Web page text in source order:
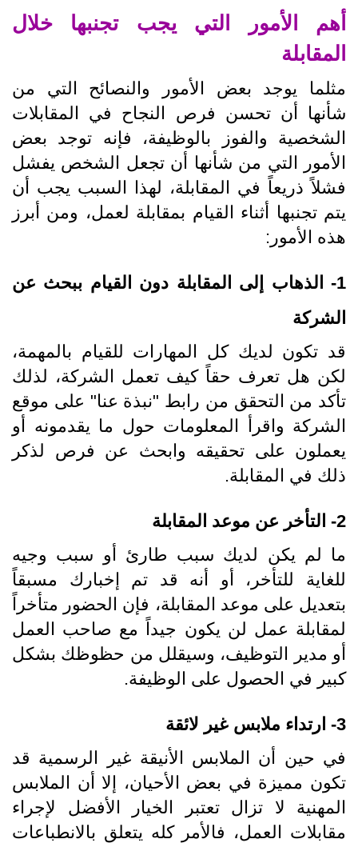
أهم الأمور التي يجب تجنبها خلال
المقابلة
مثلما يوجد بعض الأمور والنصائح التي من
شأنها أن تحسن فرص النجاح في المقابلات
الشخصية والفوز بالوظيفة، فإنه توجد بعض
الأمور التي من شأنها أن تجعل الشخص يفشل
فشلاً ذريعاً في المقابلة، لهذا السبب يجب أن
يتم تجنبها أثناء القيام بمقابلة لعمل، ومن أبرز
هذه الأمور:
1- الذهاب إلى المقابلة دون القيام ببحث عن
الشركة
قد تكون لديك كل المهارات للقيام بالمهمة،
لكن هل تعرف حقاً كيف تعمل الشركة، لذلك
تأكد من التحقق من رابط "نبذة عنا" على موقع
الشركة واقرأ المعلومات حول ما يقدمونه أو
يعملون على تحقيقه وابحث عن فرص لذكر
ذلك في المقابلة.
2- التأخر عن موعد المقابلة
ما لم يكن لديك سبب طارئ أو سبب وجيه
للغاية للتأخر، أو أنه قد تم إخبارك مسبقاً
بتعديل على موعد المقابلة، فإن الحضور متأخراً
لمقابلة عمل لن يكون جيداً مع صاحب العمل
أو مدير التوظيف، وسيقلل من حظوظك بشكل
كبير في الحصول على الوظيفة.
3- ارتداء ملابس غير لائقة
في حين أن الملابس الأنيقة غير الرسمية قد
تكون مميزة في بعض الأحيان، إلا أن الملابس
المهنية لا تزال تعتبر الخيار الأفضل لإجراء
مقابلات العمل، فالأمر كله يتعلق بالانطباعات